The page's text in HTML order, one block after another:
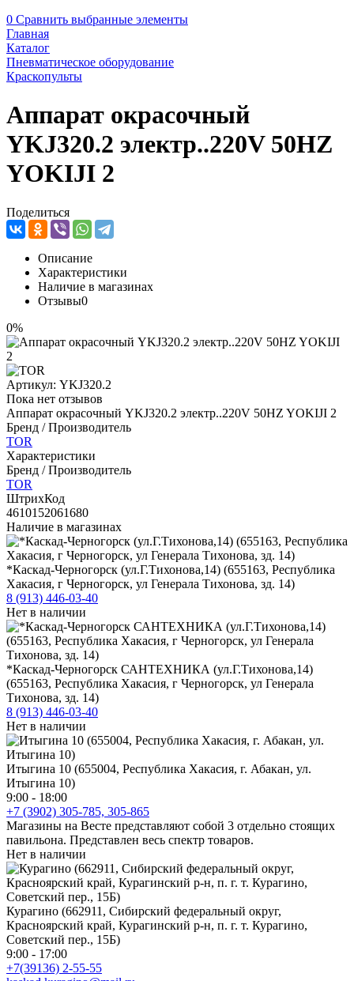
0 Сравнить выбранные элементы
Главная
Каталог
Пневматическое оборудование
Краскопульты
Аппарат окрасочный
YKJ320.2 электр..220V 50HZ
YOKIJI 2
Поделиться
Описание
Характеристики
Наличие в магазинах
Отзывы0
0%
Артикул: YKJ320.2
Пока нет отзывов
Аппарат окрасочный YKJ320.2 электр..220V 50HZ YOKIJI 2
Бренд / Производитель
TOR
Характеристики
Бренд / Производитель
TOR
ШтрихКод
4610152061680
Наличие в магазинах
*Каскад-Черногорск (ул.Г.Тихонова,14) (655163, Республика
Хакасия, г Черногорск, ул Генерала Тихонова, зд. 14)
8 (913) 446-03-40
Нет в наличии
*Каскад-Черногорск САНТЕХНИКА (ул.Г.Тихонова,14)
(655163, Республика Хакасия, г Черногорск, ул Генерала
Тихонова, зд. 14)
8 (913) 446-03-40
Нет в наличии
Итыгина 10 (655004, Республика Хакасия, г. Абакан, ул.
Итыгина 10)
9:00 - 18:00
+7 (3902) 305-785, 305-865
Магазины на Весте представляют собой 3 отдельно стоящих
павильона. Представлен весь спектр товаров.
Нет в наличии
Курагино (662911, Сибирский федеральный округ,
Красноярский край, Курагинский р-н, п. г. т. Курагино,
Советский пер., 15Б)
9:00 - 17:00
+7(39136) 2-55-55